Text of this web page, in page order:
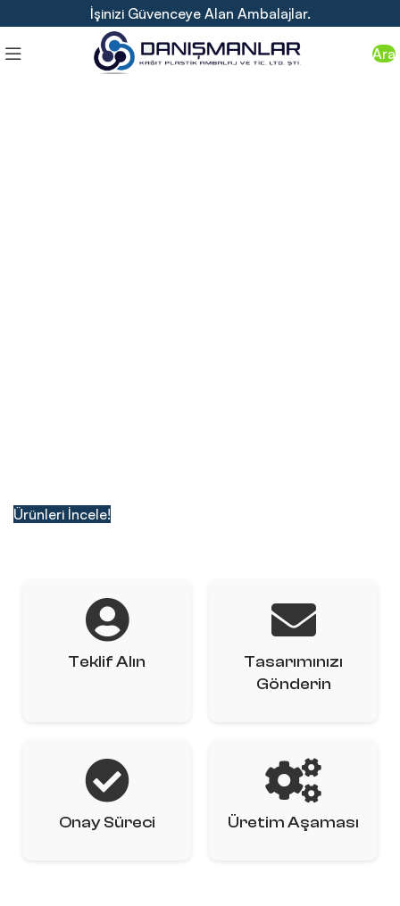
İşinizi Güvenceye Alan Ambalajlar.
Ara
Ürünleri İncele!
Teklif Alın
Tasarımınızı
Gönderin
Onay Süreci Üretim Aşaması